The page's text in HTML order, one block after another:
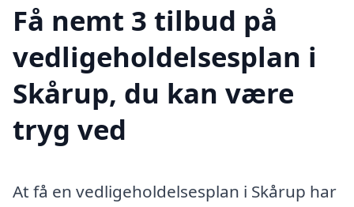
Få nemt 3 tilbud på
vedligeholdelsesplan i
Skårup, du kan være
tryg ved
At få en vedligeholdelsesplan i Skårup har